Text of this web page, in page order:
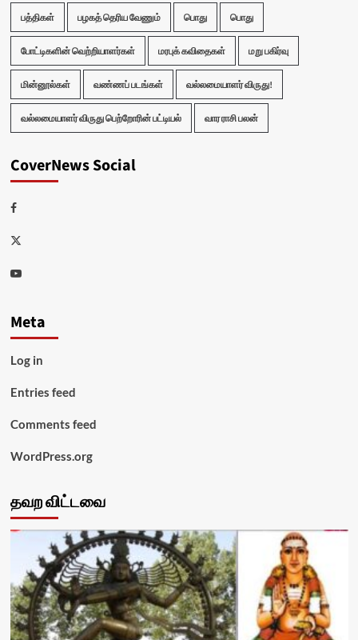
பத்திகள் பழகத் தெரிய வேணும் பொது பொது
போட்டிகளின் வெற்றியாளர்கள் மரபுக் கவிதைகள் மறு பகிர்வு
மின்னூல்கள் வண்ணப் படங்கள் வல்லமையாளர் விருது!
வல்லமையாளர் விருது பெற்றோரின் பட்டியல் வார ராசி பலன்
CoverNews Social
Facebook
Twitter
Youtube
Meta
Log in
Entries feed
Comments feed
WordPress.org
தவற விட்டவை